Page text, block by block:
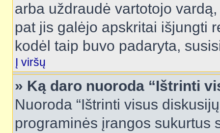
arba uždraudė vartotojo
pat jis galėjo apskritai išjungti
kodėl taip buvo padaryta,
Į viršų
» Ką daro nuoroda “Ištrinti
Nuoroda “Ištrinti visus
programinės įrangos sukurtus